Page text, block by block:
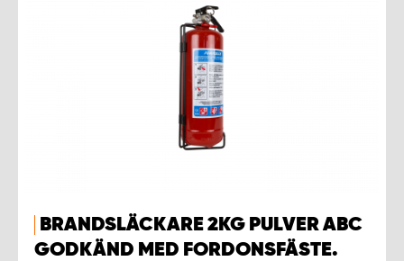
BRANDSLÄCKARE 2KG PULVER ABC
GODKÄND MED FORDONSFÄSTE.
WORK SYSTEM VARBERG